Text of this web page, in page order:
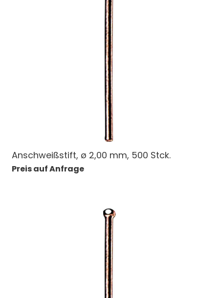
Anschweißstift, ø 2,00 mm, 500 Stck.
Preis auf Anfrage